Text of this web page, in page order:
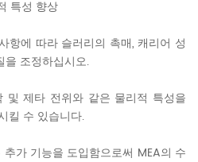
특성 향상
항에 따라 슬러리의 촉매, 캐리어 성
을 조정하십시오.
및 제타 전위와 같은 물리적 특성을
킬 수 있습니다.
가 기능을 도입함으로써 MEA의 수